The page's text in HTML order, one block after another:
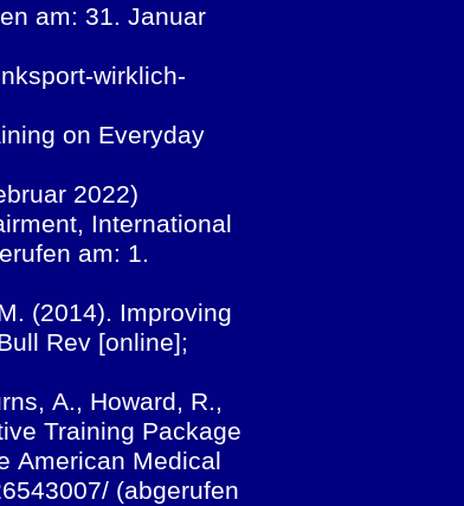
am: 31. Januar
wirklich-
on Everyday
2022)
International
am: 1.
(2014). Improving
Rev [online];
A., Howard, R.,
Training Package
American Medical
(abgerufen